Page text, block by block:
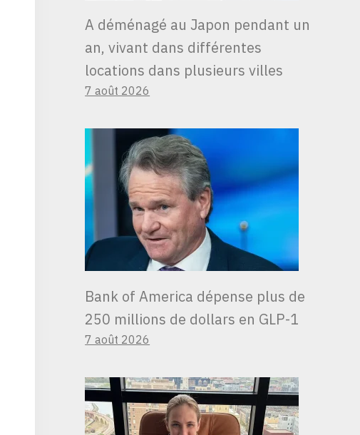
A déménagé au Japon pendant un
an, vivant dans différentes
locations dans plusieurs villes
7 août 2026
Bank of America dépense plus de
250 millions de dollars en GLP-1
7 août 2026